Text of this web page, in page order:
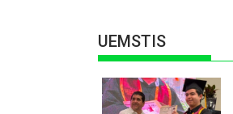
UEMSTIS